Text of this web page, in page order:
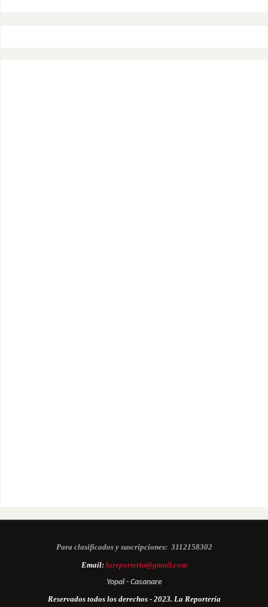
Para clasificados y suscripciones: 3112158302
Email: lareporteria@gmail.com
Yopal - Casanare
Reservados todos los derechos - 2023. La Reportería